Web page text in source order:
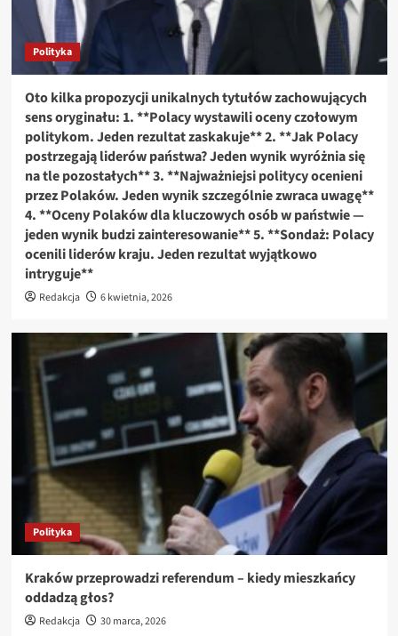
Polityka
Oto kilka propozycji unikalnych tytułów zachowujących
sens oryginału: 1. **Polacy wystawili oceny czołowym
politykom. Jeden rezultat zaskakuje** 2. **Jak Polacy
postrzegają liderów państwa? Jeden wynik wyróżnia się
na tle pozostałych** 3. **Najważniejsi politycy ocenieni
przez Polaków. Jeden wynik szczególnie zwraca uwagę**
4. **Oceny Polaków dla kluczowych osób w państwie —
jeden wynik budzi zainteresowanie** 5. **Sondaż: Polacy
ocenili liderów kraju. Jeden rezultat wyjątkowo
intryguje**
Redakcja 6 kwietnia, 2026
Polityka
Kraków przeprowadzi referendum – kiedy mieszkańcy
oddadzą głos?
Redakcja 30 marca, 2026